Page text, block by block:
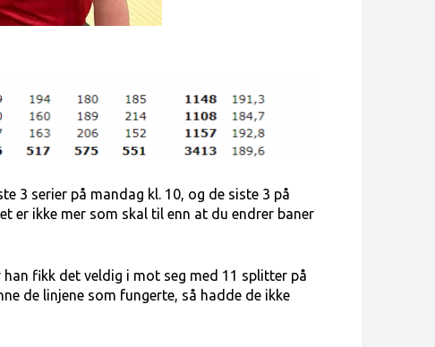
3 serier på mandag kl. 10, og de siste 3 på
er ikke mer som skal til enn at du endrer baner
fikk det veldig i mot seg med 11 splitter på
de linjene som fungerte, så hadde de ikke